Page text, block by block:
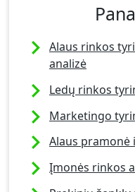
Alaus rinkos
analizė
Ledų rinkos
Marketingo
Alaus pramonė
Įmonės rinkos